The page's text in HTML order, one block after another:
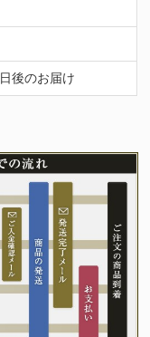
後のお届け